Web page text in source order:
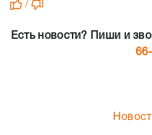
/
Есть новости? Пиши и